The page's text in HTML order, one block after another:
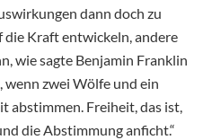
dann doch zu
Kraft entwickeln, andere
wie sagte Benjamin Franklin
wenn zwei Wölfe und ein
abstimmen. Freiheit, das ist,
die Abstimmung anficht.“